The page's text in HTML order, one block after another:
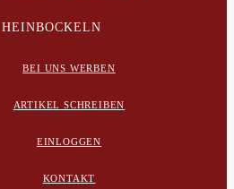
HEINBOCKELN
BEI UNS WERBEN
ARTIKEL SCHREIBEN
EINLOGGEN
KONTAKT